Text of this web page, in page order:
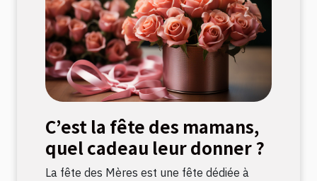
C’est la fête des mamans,
quel cadeau leur donner ?
La fête des Mères est une fête dédiée à